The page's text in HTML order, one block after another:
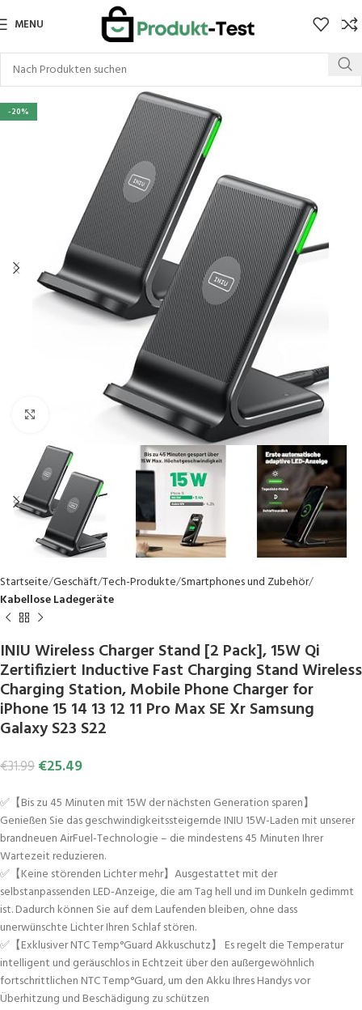
MENU
-20%
Click to enlarge
Startseite Geschäft Tech-Produkte Smartphones und Zubehör
Kabellose Ladegeräte
INIU Wireless Charger Stand [2 Pack], 15W Qi
Zertifiziert Inductive Fast Charging Stand Wireless
Charging Station, Mobile Phone Charger for
iPhone 15 14 13 12 11 Pro Max SE Xr Samsung
Galaxy S23 S22
€31.99€25.49
✅【Bis zu 45 Minuten mit 15W der nächsten Generation sparen】
Genießen Sie das geschwindigkeitssteigernde INIU 15W-Laden mit unserer
brandneuen AirFuel-Technologie – die mindestens 45 Minuten Ihrer
Wartezeit reduzieren.
✅【Keine störenden Lichter mehr】Ausgestattet mit der
selbstanpassenden LED-Anzeige, die am Tag hell und im Dunkeln gedimmt
ist. Dadurch können Sie auf dem Laufenden bleiben, ohne dass
unerwünschte Lichter Ihren Schlaf stören.
✅【Exklusiver NTC Temp°Guard Akkuschutz】 Es regelt die Temperatur
intelligent und geräuschlos in Echtzeit über den außergewöhnlich
fortschrittlichen NTC Temp°Guard, um den Akku Ihres Handys vor
Überhitzung und Beschädigung zu schützen